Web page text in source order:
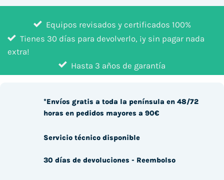
Equipos revisados y certificados 100%
Tienes 30 días para devolverlo, ¡y sin pagar nada
extra!
Hasta 3 años de garantía
*Envíos gratis a toda la península en 48/72
horas en pedidos mayores a 90€
Servicio técnico disponible
30 días de devoluciones - Reembolso